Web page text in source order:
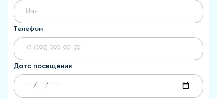
Телефон
Дата посещения